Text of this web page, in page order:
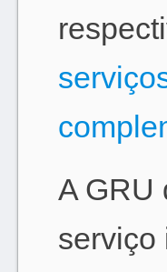
A GRU
serviço